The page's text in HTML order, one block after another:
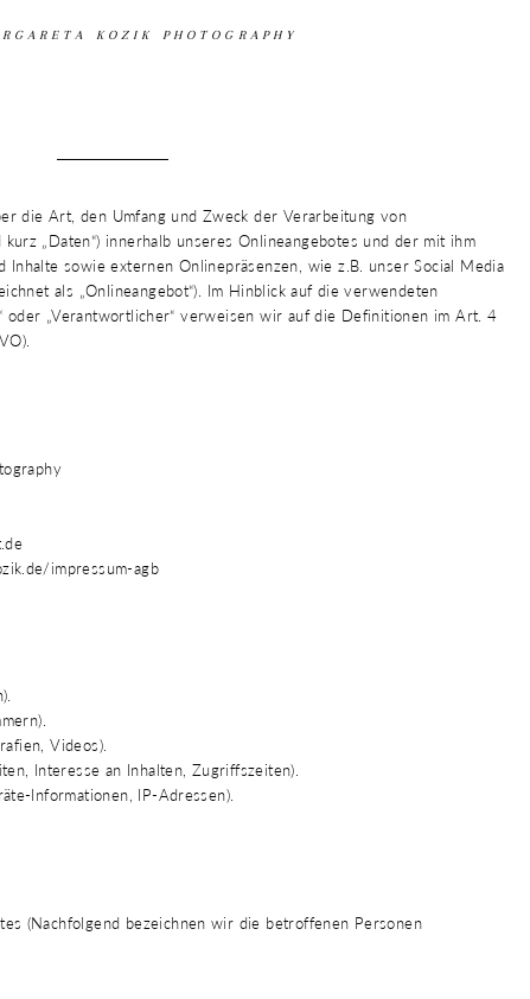
KOZIK PHOTOGRAPHY
die Art, den Umfang und Zweck der Verarbeitung von
„Daten“) innerhalb unseres Onlineangebotes und der mit ihm
Inhalte sowie externen Onlinepräsenzen, wie z.B. unser Social Media
als „Onlineangebot“). Im Hinblick auf die verwendeten
oder „Verantwortlicher“ verweisen wir auf die Definitionen im Art. 4
impressum-agb
Videos).
Interesse an Inhalten, Zugriffszeiten).
Informationen, IP-Adressen).
(Nachfolgend bezeichnen wir die betroffenen Personen